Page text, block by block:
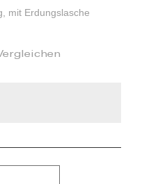
mit Erdungslasche